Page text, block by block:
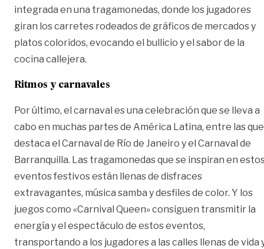
integrada en una tragamonedas, donde los jugadores
giran los carretes rodeados de gráficos de mercados y
platos coloridos, evocando el bullicio y el sabor de la
cocina callejera.
Ritmos y carnavales
Por último, el carnaval es una celebración que se lleva a
cabo en muchas partes de América Latina, entre las que
destaca el Carnaval de Río de Janeiro y el Carnaval de
Barranquilla. Las tragamonedas que se inspiran en
eventos festivos están llenas de disfraces
extravagantes, música samba y desfiles de color. Y los
juegos como «Carnival Queen» consiguen transmitir la
energía y el espectáculo de estos eventos,
transportando a los jugadores a las calles llenas de vida